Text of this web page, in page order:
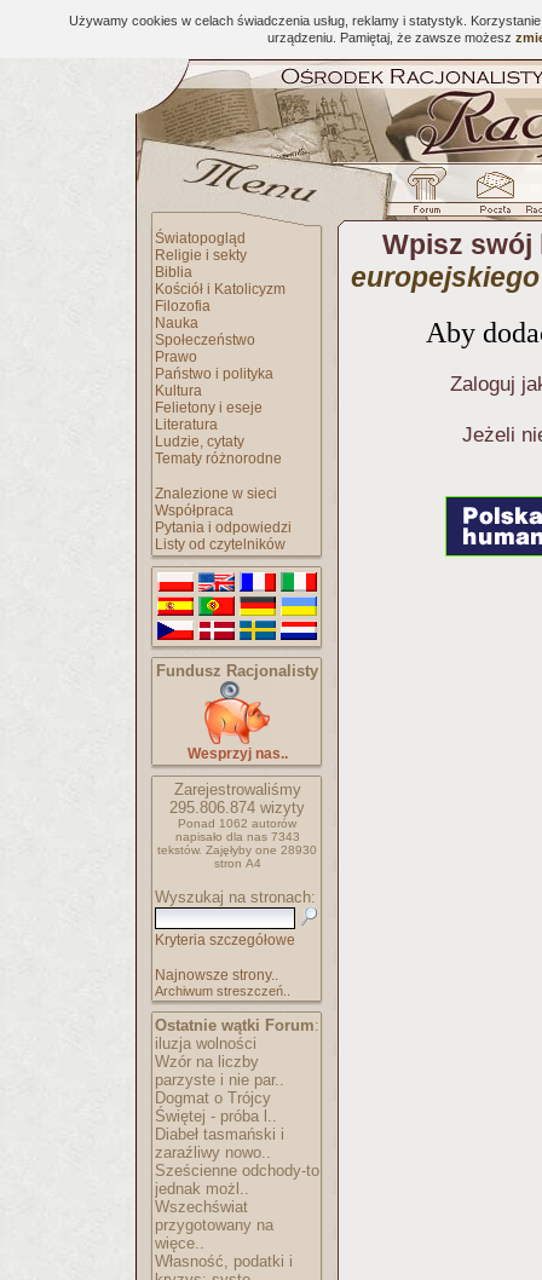
Używamy cookies w celach świadczenia usług, reklamy i statystyk.
urządzeniu. Pamiętaj, że zawsze możesz
Światopogląd
Religie i sekty
Biblia
Kościół i Katolicyzm
Filozofia
Nauka
Społeczeństwo
Prawo
Państwo i polityka
Kultura
Felietony i eseje
Literatura
Ludzie, cytaty
Tematy różnorodne
Znalezione w sieci
Współpraca
Pytania i odpowiedzi
Listy od czytelników
Fundusz Racjonalisty
Wesprzyj nas..
Zarejestrowaliśmy
295.806.874 wizyty
Ponad 1062 autorów
napisało dla nas 7343
tekstów. Zajęłyby one 28930
stron A4
Wyszukaj na stronach:
Kryteria szczegółowe
Najnowsze strony..
Archiwum streszczeń..
Ostatnie wątki Forum:
iluzja wolności
Wzór na liczby
parzyste i nie par..
Dogmat o Trójcy
Świętej - próba l..
Diabeł tasmański i
zaraźliwy nowo..
Sześcienne odchody-to
jednak możl..
Wszechświat
przygotowany na
więce..
Własność, podatki i
Wpisz
Aby
Zaloguj
Jeżeli